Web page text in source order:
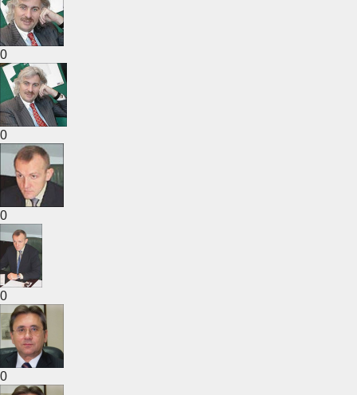
0
0
0
0
0